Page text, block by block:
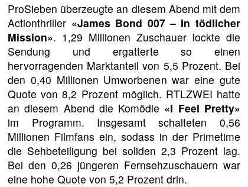
ProSieben überzeugte an diesem Abend mit dem
Actionthriller «James Bond 007 – In tödlicher
Mission». 1,29 Millionen Zuschauer lockte die
Sendung und ergatterte so einen
hervorragenden Marktanteil von 5,5 Prozent. Bei
den 0,40 Millionen Umworbenen war eine gute
Quote von 8,2 Prozent möglich. RTLZWEI hatte
an diesem Abend die Komödie «I Feel Pretty»
im Programm. Insgesamt schalteten 0,56
Millionen Filmfans ein, sodass in der Primetime
die Sehbeteiligung bei soliden 2,3 Prozent lag.
Bei den 0,26 jüngeren Fernsehzuschauern war
eine hohe Quote von 5,2 Prozent drin.